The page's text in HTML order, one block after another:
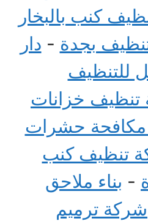
كنب بالبخار
بجدة - دار
للتنظيف
خزانات
حشرات
تنظيف كنب
- بناء ملاحق
شركة ترميم